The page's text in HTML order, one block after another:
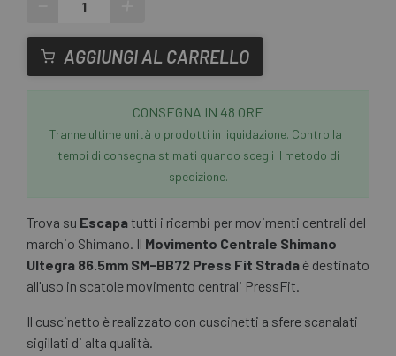
AGGIUNGI AL CARRELLO
CONSEGNA IN 48 ORE
Tranne ultime unità o prodotti in liquidazione. Controlla i
tempi di consegna stimati quando scegli il metodo di
spedizione.
Trova su Escapatutti i ricambi per movimenti centrali del
marchio Shimano. Il Movimento Centrale Shimano
Ultegra 86.5mm SM-BB72 Press Fit Strada è destinato
all'uso in scatole movimento centrali PressFit.
Il cuscinetto è realizzato con cuscinetti a sfere scanalati
sigillati di alta qualità.